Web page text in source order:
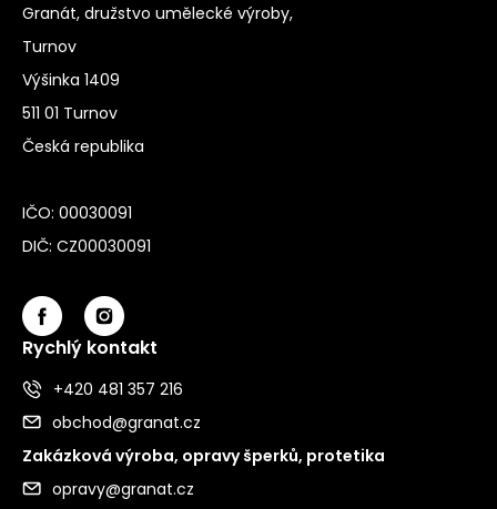
Granát, družstvo umělecké výroby,
Turnov
Výšinka 1409
511 01 Turnov
Česká republika
IČO: 00030091
DIČ: CZ00030091
Rychlý kontakt
+420 481 357 216
obchod@granat.cz
Zakázková výroba, opravy šperků, protetika
opravy@granat.cz